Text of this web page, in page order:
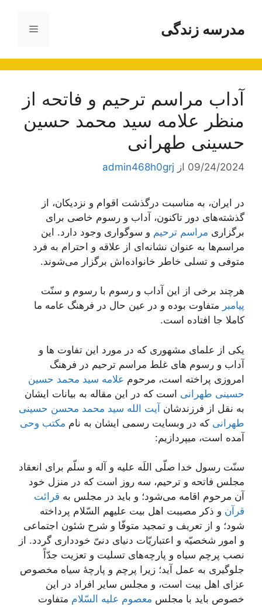
محتوامدرسه زندگی فهرست
آداب مراسم ترحیم و فاتحه از
منظر علامه سید محمد حسین
حسینی طهرانی
09/24/2024 از admin468h0grj
در ایران، به مناسبت درگذشت اقوام و نزدیکان، از
گذشته‌های دور تاکنون، آداب و رسوم خاصی برای
برگزاری مراسم ترحیم و سوگواری وجود دارد. این
مراسم‌ها به عنوان نشانه‌ای از علاقه و احترام به فرد
متوفی و تسلی خاطر خانواده‌اش برگزار می‌شوند.
هرچند برخی از این آداب و رسوم با رسوم و سنّت
پیامبر متفاوت بوده و در عین حال در فرهنگ عامه ما
کاملا جا افتاده است.
یکی از علمای مشهوری که در مورد این تفاوت ها و
آداب و رسوم های غلط مراسم ترحیم در فرهنگ
امروزی پراخته است، مرحوم علامه سید محمد حسین
حسینی طهرانی است که در این مقاله به بیانات ایشان
به نقل از فرزندشان آیت الله سید محمد محسن حسینی
طهرانی که در وبسایت رسمی ایشان به نام مکتب وحی
آمده است، میپردازیم:
سنّت رسول خدا صلّی اللَه علیه و آله و سلّم برای انعقاد
مجلس فاتحه و ترحیم، سه روز است که در منزل خود
آن مرحوم اقامه می‌شود؛ و باید در مجلس به قرائت
قرآن و ذکر مصیبت اهل بیت علیهم السّلام پرداخته
شود؛ و از تعریف و تمجید متوفّا و شرح شئون اجتماعی
و امور شخصیّه و اعتباریّات دنیای دنیّ خودداری گردد. از
نصب پرچم سیاه و پارچه‌های تسلیت و تعزیت جدّاً
جلوگیری به عمل آید؛ زیرا پرچم و پارچۀ سیاه مخصوص
عزای اهل‌ بیت است، و مجلس سایر افراد در این
خصوص باید با مجلس معصوم علیه السّلام متفاوت